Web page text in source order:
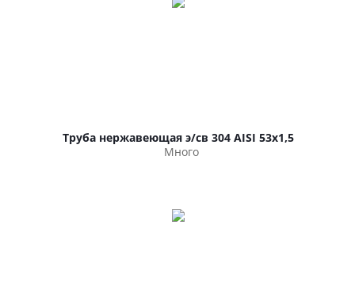
Труба нержавеющая э/св 304 AISI 53х1,5
Много